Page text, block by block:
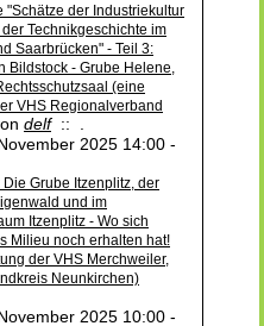
"Schätze der Industriekultur
Technikgeschichte im
Saarbrücken" - Teil 3:
Bildstock - Grube Helene,
(eine
VHS Regionalverband
delf:: .
2025 14:00 -
Grube Itzenplitz, der
und im
Itzenplitz - Wo sich
Milieu noch erhalten hat!
der VHS Merchweiler,
Neunkirchen)
2025 10:00 -